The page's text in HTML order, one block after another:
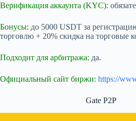
Верификация аккаунта (KYC):
Бонусы: до 5000 USDT за
торговлю + 20% скидка на торговые
Подходит для арбитража: да.
Официальный сайт биржи: https://
Gate P2P